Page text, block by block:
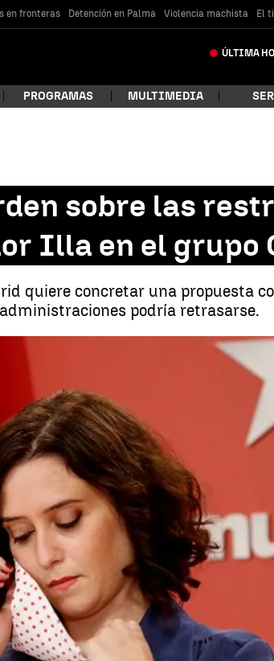
en fronteras Detención en Palma Violencia machista El
ÚLTIMA
PROGRAMAS MULTIMEDIA
sobre las
Illa en el grupo
quiere concretar una propuesta
podría retrasarse.
orden sobre las restricciones antes de reunirse con
Facebook
X Linkedin